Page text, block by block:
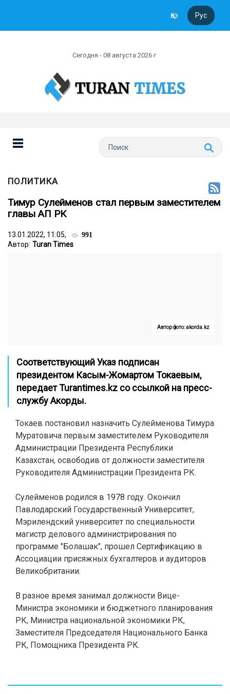
Қаз Рус
Сегодня - 08 августа 2026 г
ПОЛИТИКА
Тимур Сулейменов стал первым заместителем
главы АП РК
13.01.2022, 11:05, 991
Автор: Turan Times
Автор фото: akorda.kz
Соответствующий Указ подписан
президентом Касым-Жомартом Токаевым,
передаетTurantimes.kz со ссылкой на пресс-
службу Акорды.
Токаев постановил назначить Сулейменова Тимура
Муратовича первым заместителем Руководителя
Администрации Президента Республики
Казахстан, освободив от должности заместителя
Руководителя Администрации Президента РК.
Сулейменов родился в 1978 году. Окончил
Павлодарский Государственный Университет,
Мэрилендский университет по специальности
магистр делового администрирования по
программе "Болашак", прошел Сертификацию в
Ассоциации присяжных бухгалтеров и аудиторов
Великобритании.
В разное время занимал должности Вице-
Министра экономики и бюджетного планирования
РК, Министра национальной экономики РК,
Заместителя Председателя Национального Банка
РК, Помощника Президента РК.